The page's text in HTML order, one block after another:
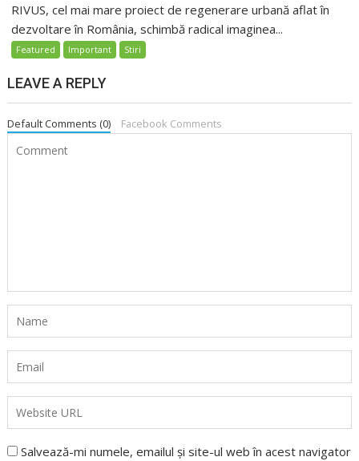
RIVUS, cel mai mare proiect de regenerare urbană aflat în
dezvoltare în România, schimbă radical imaginea...
Featured Important Stiri
LEAVE A REPLY
Default Comments (0) Facebook Comments
Salvează-mi numele, emailul și site-ul web în acest navigator